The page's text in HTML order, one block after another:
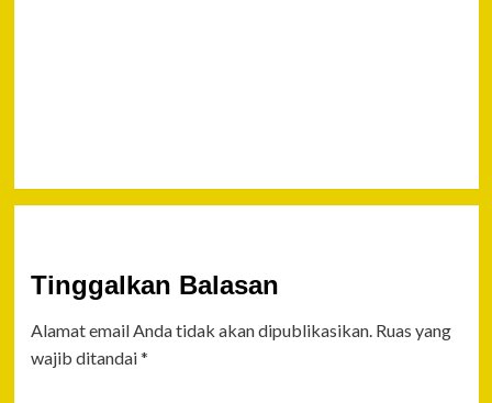
Tinggalkan Balasan
Alamat email Anda tidak akan dipublikasikan. Ruas yang
wajib ditandai*